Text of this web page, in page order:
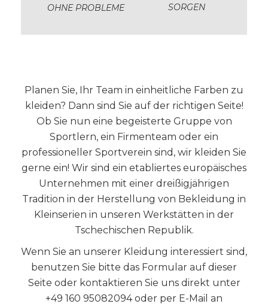
OHNE PROBLEME
SORGEN
Planen Sie, Ihr Team in einheitliche Farben zu
kleiden? Dann sind Sie auf der richtigen Seite!
Ob Sie nun eine begeisterte Gruppe von
Sportlern, ein Firmenteam oder ein
professioneller Sportverein sind, wir kleiden Sie
gerne ein! Wir sind ein etabliertes europäisches
Unternehmen mit einer dreißigjährigen
Tradition in der Herstellung von Bekleidung in
Kleinserien in unseren Werkstätten in der
Tschechischen Republik.
Wenn Sie an unserer Kleidung interessiert sind,
benutzen Sie bitte das Formular auf dieser
Seite oder kontaktieren Sie uns direkt unter
+49 160 95082094 oder per E-Mail an